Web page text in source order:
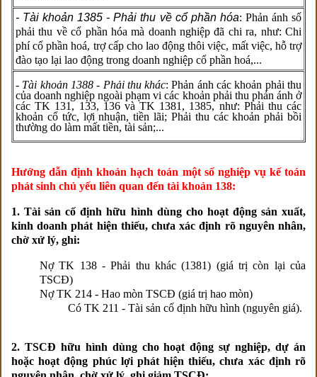
- Tài khoản 1385 - Phải thu về cổ phần hóa: Phản ánh số
phải thu về cổ phần hóa mà doanh nghiệp đã chi ra, như: Chi
phí cổ phần hoá, trợ cấp cho lao động thôi việc, mất việc, hỗ trợ
đào tạo lại lao động trong doanh nghiệp cổ phần hoá,...
- Tài khoản 1388 - Phải thu khác: Phản ánh các khoản phải thu
của doanh nghiệp ngoài phạm vi các khoản phải thu phản ánh ở
các TK 131, 133, 136 và TK 1381, 1385, như: Phải thu các
khoản cổ tức, lợi nhuận, tiền lãi; Phải thu các khoản phải bồi
thường do làm mất tiền, tài sản;...
Hướng dẫn định khoản hạch toán một số nghiệp vụ kế toán
phát sinh chủ yếu liên quan đến tài khoản 138:
1. Tài sản cố định hữu hình dùng cho hoạt động sản xuất,
kinh doanh phát hiện thiếu, chưa xác định rõ nguyên nhân,
chờ xử lý, ghi:
Nợ TK 138 - Phải thu khác (1381) (giá trị còn lại của
TSCĐ)
Nợ TK 214 - Hao mòn TSCĐ (giá trị hao mòn)
Có TK 211 - Tài sản cố định hữu hình (nguyên giá).
2. TSCĐ hữu hình dùng cho hoạt động sự nghiệp, dự án
hoặc hoạt động phúc lợi phát hiện thiếu, chưa xác định rõ